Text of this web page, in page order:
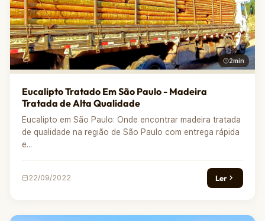
2min
Eucalipto Tratado Em São Paulo - Madeira
Tratada de Alta Qualidade
Eucalipto em São Paulo: Onde encontrar madeira tratada
de qualidade na região de São Paulo com entrega rápida
e...
22/09/2022 Ler